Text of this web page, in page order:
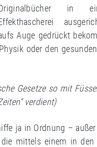
in
Auge gedrückt
oder den
Gesetze so mit
verdient)
ja in Ordnung –
mittels einem in